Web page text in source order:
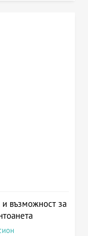
възможност за